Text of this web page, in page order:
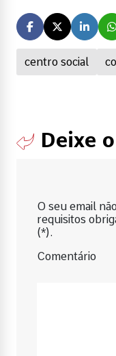
centro social
Deixe
O seu email
requisitos
(*).
Comentário